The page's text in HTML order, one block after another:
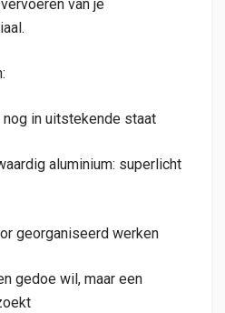
van je
in uitstekende staat
aluminium: superlicht
georganiseerd werken
gedoe wil, maar een